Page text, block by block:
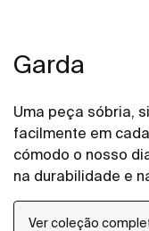
Garda
Uma peça sóbria,
facilmente em
cómodo o nosso
na durabilidade e
intemporal.
Ver coleção